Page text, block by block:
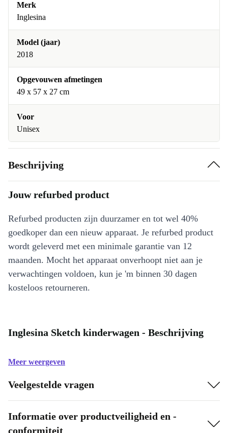
Merk
Inglesina
Model (jaar)
2018
Opgevouwen afmetingen
49 x 57 x 27 cm
Voor
Unisex
Beschrijving
Jouw refurbed product
Refurbed producten zijn duurzamer en tot wel 40%
goedkoper dan een nieuw apparaat. Je refurbed product
wordt geleverd met een minimale garantie van 12
maanden. Mocht het apparaat onverhoopt niet aan je
verwachtingen voldoen, kun je 'm binnen 30 dagen
kosteloos retourneren.
Inglesina Sketch kinderwagen - Beschrijving
Meer weergeven
Veelgestelde vragen
Informatie over productveiligheid en -
conformiteit